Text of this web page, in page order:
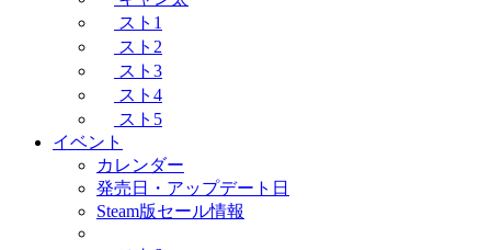
スト1
スト2
スト3
スト4
スト5
イベント
カレンダー
発売日・アップデート日
Steam版セール情報